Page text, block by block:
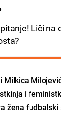
Liči na
Milkica
i
žena fudbalski